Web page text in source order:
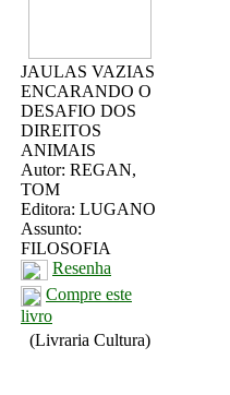
JAULAS VAZIAS
ENCARANDO O
DESAFIO DOS
DIREITOS
ANIMAIS
Autor: REGAN,
TOM
Editora: LUGANO
Assunto:
FILOSOFIA
Resenha
Compre este
livro
(Livraria Cultura)